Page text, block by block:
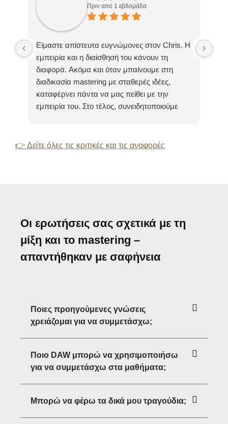
Πριν από 1 εβδομάδα
Είμαστε απίστευτα ευγνώμονες στον Chris. Η
εμπειρία και η διαίσθησή του κάνουν τη
διαφορά. Ακόμα και όταν μπαίνουμε στη
διαδικασία mastering με σταθερές ιδέες,
καταφέρνει πάντα να μας πείθει με την
εμπειρία του. Στο τέλος, συνειδητοποιούμε
ικανότητές του.
👉 Δείτε όλες τις κριτικές και τις αναφορές
Οι ερωτήσεις σας σχετικά με τη
μίξη και το mastering –
απαντήθηκαν με σαφήνεια
Ποιες προηγούμενες γνώσεις
χρειάζομαι για να συμμετάσχω;
Ποιο DAW μπορώ να χρησιμοποιήσω
για να συμμετάσχω στα μαθήματα;
Μπορώ να φέρω τα δικά μου τραγούδια;